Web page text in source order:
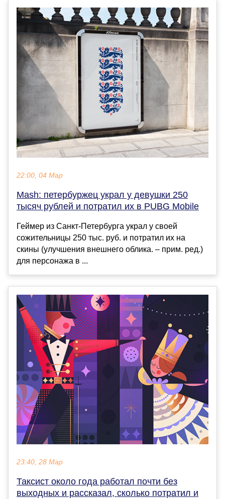
22:00, 04 Мар
Mash: петербуржец украл у девушки 250
тысяч рублей и потратил их в PUBG Mobile
Геймер из Санкт-Петербурга украл у своей
сожительницы 250 тыс. руб. и потратил их на
скины (улучшения внешнего облика. – прим. ред.)
для персонажа в ...
23:40, 28 Мар
Таксист около года работал почти без
выходных и рассказал, сколько потратил и